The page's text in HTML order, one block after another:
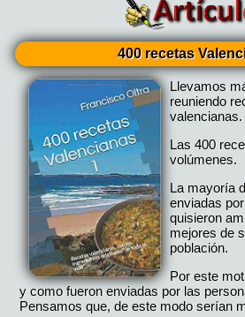
400 recetas
Llevamos
reuniendo
valencianas.
Las 400
volúmenes.
La mayoría
enviadas
quisieron
mejores de
población.
Por este
y como fueron enviadas por las
Pensamos que, de este modo serían